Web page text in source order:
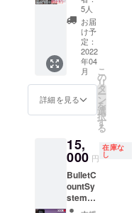
象商品
は
「Bullet
Count
System
「Bullet
Count
System
「Bullet
Count
のア
タッチ
メン
※送料込
みの値
段と
なって
います
サイズ
50mm×
横
Tan、
Type-
A、
Type-
B、
CAMPF
IRE限定
カラー)
【お届
け予
定:4月
ラウド
ファン
ディン
グ限定
起動画
面&ス
トップ
5人
お届
け予
定：
2022
年04
月
詳細を見る
こ
の
リ
タ
ー
ン
を
選
択
す
る
15,
000 円
在庫な
し
BulletC
ountSy
stem
ver1.2(